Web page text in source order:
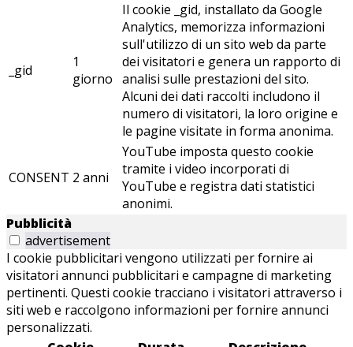
_gid
1
giorno
Il cookie _gid, installato da Google
Analytics, memorizza informazioni
sull'utilizzo di un sito web da parte
dei visitatori e genera un rapporto di
analisi sulle prestazioni del sito.
Alcuni dei dati raccolti includono il
numero di visitatori, la loro origine e
le pagine visitate in forma anonima.
CONSENT 2 anni
YouTube imposta questo cookie
tramite i video incorporati di
YouTube e registra dati statistici
anonimi.
Pubblicità
advertisement
I cookie pubblicitari vengono utilizzati per fornire ai
visitatori annunci pubblicitari e campagne di marketing
pertinenti. Questi cookie tracciano i visitatori attraverso i
siti web e raccolgono informazioni per fornire annunci
personalizzati.